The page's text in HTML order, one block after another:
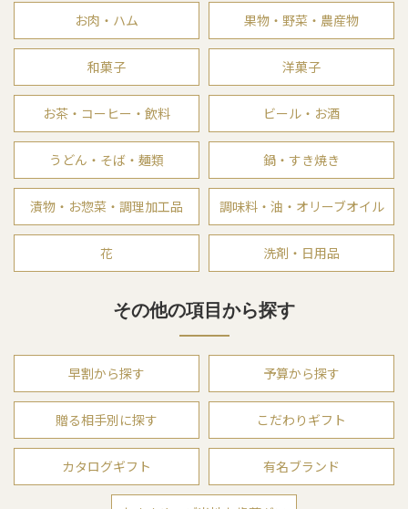
お肉・ハム 果物・野菜・農産物
和菓子 洋菓子
お茶・コーヒー・飲料 ビール・お酒
うどん・そば・麺類 鍋・すき焼き
漬物・お惣菜・調理加工品 調味料・油・オリーブオイル
花 洗剤・日用品
その他の項目から探す
早割から探す 予算から探す
贈る相手別に探す こだわりギフト
カタログギフト 有名ブランド